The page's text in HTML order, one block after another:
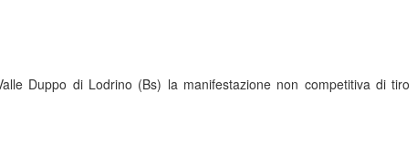
Duppo di Lodrino (Bs) la manifestazione non competitiva di tiro